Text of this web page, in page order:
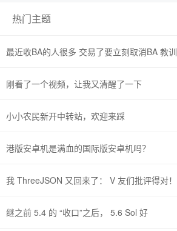
热门主题
最近收BA的人很多 交易了要立刻取消BA 教训
刚看了一个视频，让我又清醒了一下
小小农民新开中转站，欢迎来踩
港版安卓机是满血的国际版安卓机吗？
我 ThreeJSON 又回来了： V 友们批评得对！
继之前 5.4 的 “收口”之后， 5.6 Sol 好